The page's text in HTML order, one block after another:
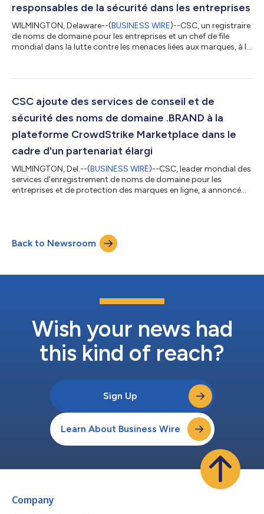
responsables de la sécurité dans les entreprises
WILMINGTON, Delaware--(BUSINESS WIRE)--CSC, un registraire
de noms de domaine pour les entreprises et un chef de file
mondial dans la lutte contre les menaces liées aux marques, à la
une nouvelle étude sur la manière dont les responsables de la
écosystème d’IA en constante évolution, tout en gérant les
cybermenaces traditionnel...
CSC ajoute des services de conseil et de
sécurité des noms de domaine .BRAND à la
plateforme CrowdStrike Marketplace dans le
cadre d'un partenariat élargi
WILMINGTON, Del.--(BUSINESS WIRE)--CSC, leader mondial des
services d'enregistrement de noms de domaine pour les
entreprises et de protection des marques en ligne, a annoncé
Falcon® , cette nouvelle offre propose aux entreprises des
conseils avancés en matière de noms de domaine et une
assistance en matière de sécurité afin de...
Back to Newsroom
Wish your news had
this kind of reach?
Sign Up
Learn About Business Wire
Company